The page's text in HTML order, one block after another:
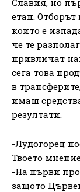
етап. Отборът
които е
че те
привличат
сега това
в
имаш
резултати.
-Лудогорец
Твоето
-На първи
защото